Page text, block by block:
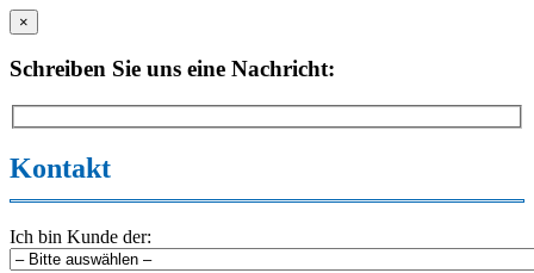
×
Schreiben Sie uns eine Nachricht:
Kontakt
Ich bin Kunde der: